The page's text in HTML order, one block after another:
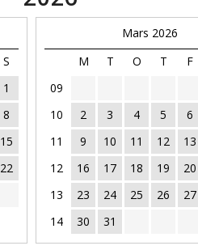
S
1
8
15
22
Mars 2026
M
T O T F
09
10
2 3 4 5 6
11
9 10 11 12 13
12
16 17 18 19 20
13
23 24 25 26 27
14
30 31